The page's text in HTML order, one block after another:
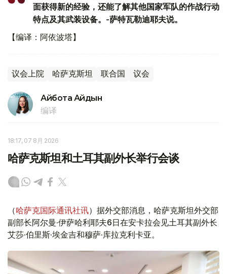
面获得新的经验，还能了解其他国家军队的作战行动
特点及其武装设备。-萨特瓦勒迪耶夫说。
【编译：阿依波塔】
议会上院 哈萨克斯坦 联合国 议会
Айбота Айдын
编译
18:17, 07 8月 2026
哈萨克斯坦和土耳其副外长举行会谈
（哈萨克国际通讯社讯）据外交部消息，哈萨克斯坦外交部
副部长阿尔曼·伊萨哈利耶夫6日在安卡拉会见土耳其副外长
艾莎·伯里斯·埃金吉和穆萨·库拉克利卡亚。